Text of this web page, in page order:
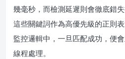
幾毫秒，而檢測延遲則會徹底錯
這些關鍵詞作為高優先級的正則
監控邏輯中，一旦匹配成功，便
線程處理。